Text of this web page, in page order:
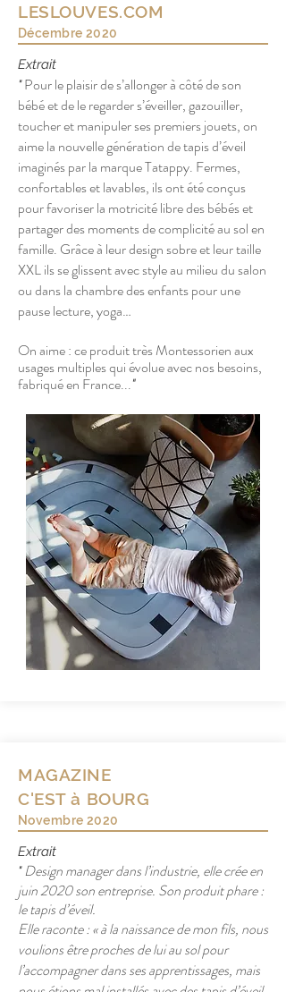
LESLOUVES.COM
Décembre 2020
Extrait
" Pour le plaisir de s’allonger à côté de son
bébé et de le regarder s’éveiller, gazouiller,
toucher et manipuler ses premiers jouets, on
aime la nouvelle génération de tapis d’éveil
imaginés par la marque Tatappy. Fermes,
confortables et lavables, ils ont été conçus
pour favoriser la motricité libre des bébés et
partager des moments de complicité au sol en
famille. Grâce à leur design sobre et leur taille
XXL ils se glissent avec style au milieu du salon
ou dans la chambre des enfants pour une
pause lecture, yoga…
On aime : ce produit très Montessorien aux
usages multiples qui évolue avec nos besoins,
fabriqué en France..."
MAGAZINE
C'EST à BOURG
Novembre 2020
Extrait
"Design manager dans l’industrie, elle crée en
juin 2020 son entreprise. Son produit phare :
le tapis d’éveil.
Elle raconte : « à la naissance de mon fils, nous
voulions être proches de lui au sol pour
l’accompagner dans ses apprentissages, mais